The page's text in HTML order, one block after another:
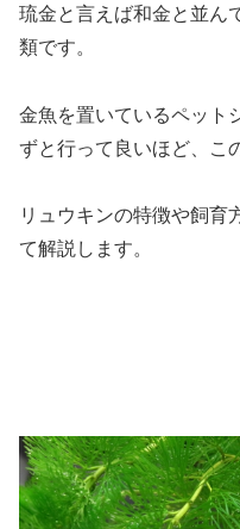
琉金と言えば和金と並ん
類です。
金魚を置いているペット
ずと行って良いほど、こ
リュウキンの特徴や飼育
て解説します。